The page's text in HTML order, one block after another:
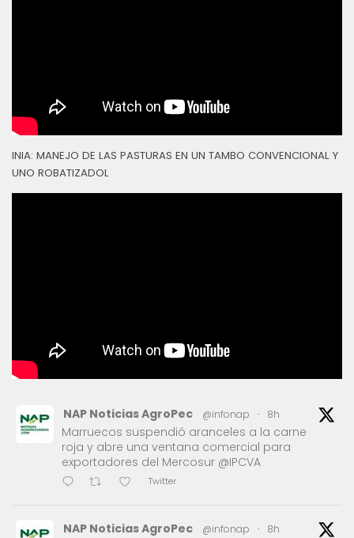
INIA: MANEJO DE LAS PASTURAS EN UN TAMBO CONVENCIONAL Y
UNO ROBATIZADOL
NAP Noticias AgroPec @infonap · 8h
Marruecos suspendió aranceles a la carne
roja y abre una ventana comercial para
exportadores del Mercosur @IPCVA
Twitter
NAP Noticias AgroPec @infonap · 8h